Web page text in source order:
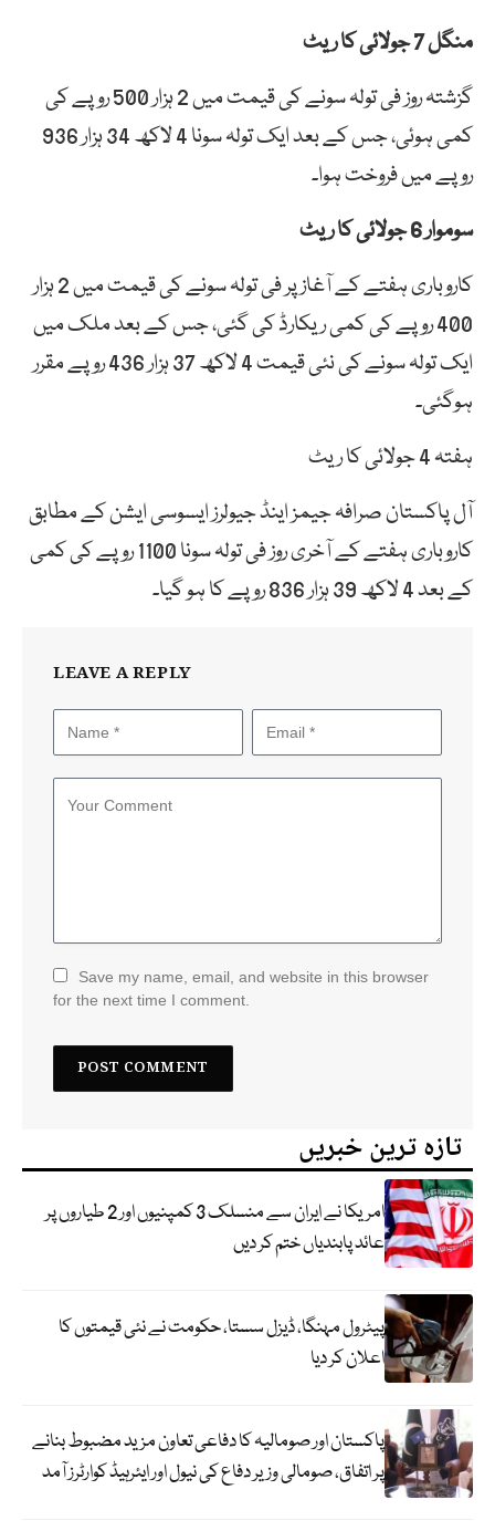
منگل 7 جولائی کا ریٹ
گزشتہ روز فی تولہ سونے کی قیمت میں 2 ہزار 500 روپے کی
کمی ہوئی، جس کے بعد ایک تولہ سونا 4 لاکھ 34 ہزار 936
روپے میں فروخت ہوا۔
سوموار 6 جولائی کا ریٹ
کاروباری ہفتے کے آغاز پر فی تولہ سونے کی قیمت میں 2 ہزار
400 روپے کی کمی ریکارڈ کی گئی، جس کے بعد ملک میں
ایک تولہ سونے کی نئی قیمت 4 لاکھ 37 ہزار 436 روپے مقرر
ہوگئی۔
ہفتہ 4 جولائی کا ریٹ
آل پاکستان صرافہ جیمز اینڈ جیولرز ایسوسی ایشن کے مطابق
کاروباری ہفتے کے آخری روز فی تولہ سونا 1100 روپے کی کمی
کے بعد 4 لاکھ 39 ہزار 836 روپے کا ہو گیا۔
LEAVE A REPLY
Save my name, email, and website in this browser
for the next time I comment.
تازہ ترین خبریں
امریکا نے ایران سے منسلک 3 کمپنیوں اور 2 طیاروں پر
عائد پابندیاں ختم کر دیں
پیٹرول مہنگا، ڈیزل سستا، حکومت نے نئی قیمتوں کا
اعلان کر دیا
پاکستان اور صومالیہ کا دفاعی تعاون مزید مضبوط بنانے
پر اتفاق، صومالی وزیر دفاع کی نیول اور ایئرہیڈ کوارٹرز آمد